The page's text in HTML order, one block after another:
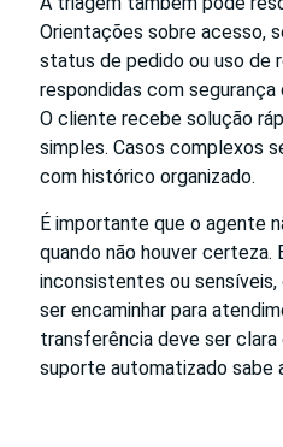
Orientações sobre acesso,
status de pedido ou uso de
respondidas com segurança
O cliente recebe solução
simples. Casos complexos
com histórico organizado.
É importante que o agente
quando não houver
inconsistentes ou
ser encaminhar para
transferência deve ser
suporte automatizado sabe